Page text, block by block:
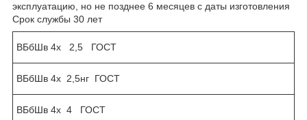
эксплуатацию, но не позднее 6 месяцев с даты изготовления
Срок службы 30 лет
ВБбШв 4х 2,5 ГОСТ
ВБбШв 4х 2,5нг ГОСТ
ВБбШв 4х 4 ГОСТ